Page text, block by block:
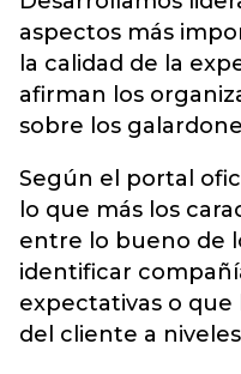
aspectos más
la calidad de la
afirman los
sobre los
Según el portal
lo que más los
entre lo bueno de
identificar
expectativas o que
del cliente a